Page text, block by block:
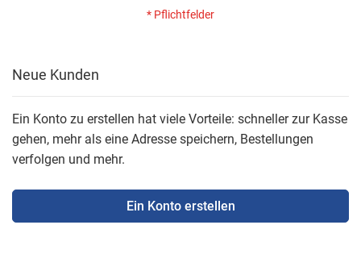
Neue Kunden
Ein Konto zu erstellen hat viele Vorteile: schneller zur Kasse
gehen, mehr als eine Adresse speichern, Bestellungen
verfolgen und mehr.
Ein Konto erstellen